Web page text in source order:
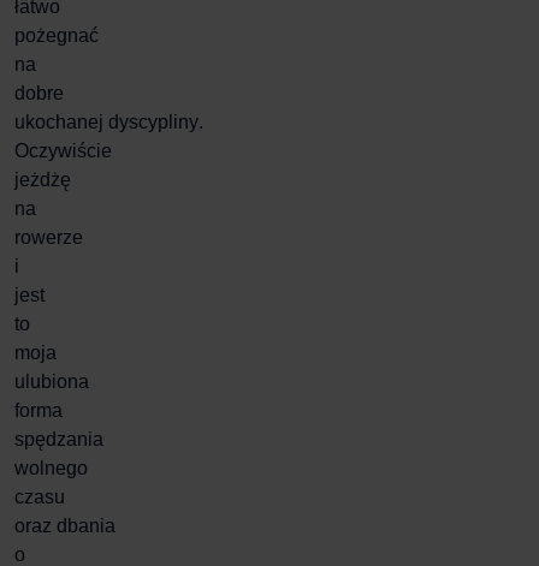
łatwo
pożegnać
na
dobre
ukochanej dyscypliny.
Oczywiście
jeżdżę
na
rowerze
i
jest
to
moja
ulubiona
forma
spędzania
wolnego
czasu
oraz dbania
o